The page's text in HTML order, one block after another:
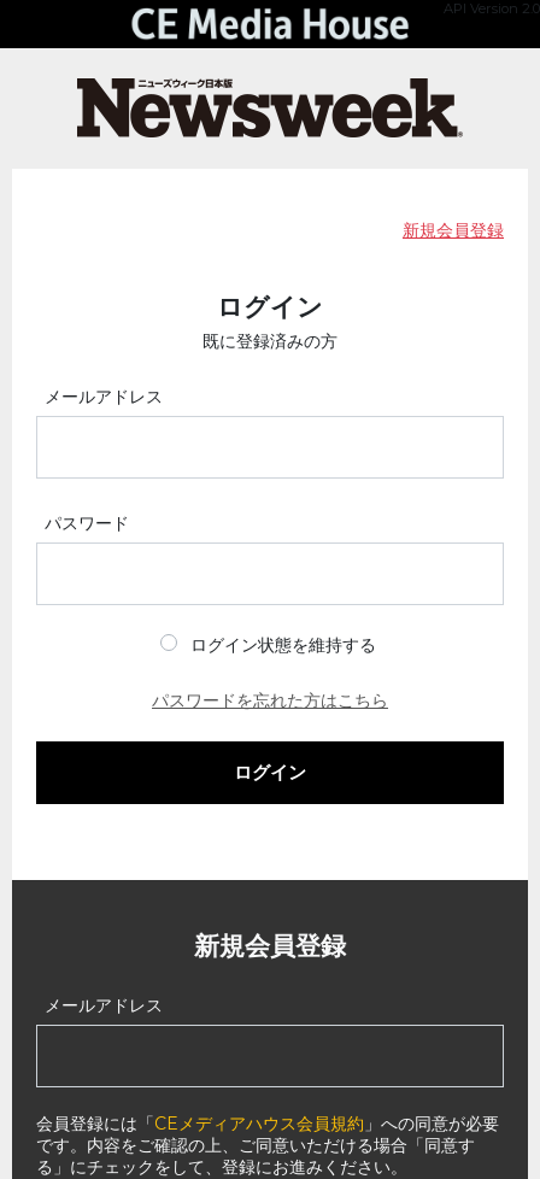
API Version 2.0
新規会員登録
ログイン
既に登録済みの方
メールアドレス
パスワード
ログイン状態を維持する
パスワードを忘れた方はこちら
ログイン
新規会員登録
メールアドレス
会員登録には「CEメディアハウス会員規約 」への同意が必要
です。内容をご確認の上、ご同意いただける場合「同意す
る」にチェックをして、登録にお進みください。